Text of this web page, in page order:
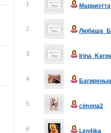
1 Марриэтта
2
3
4
5 cimona2
6 Len4ika